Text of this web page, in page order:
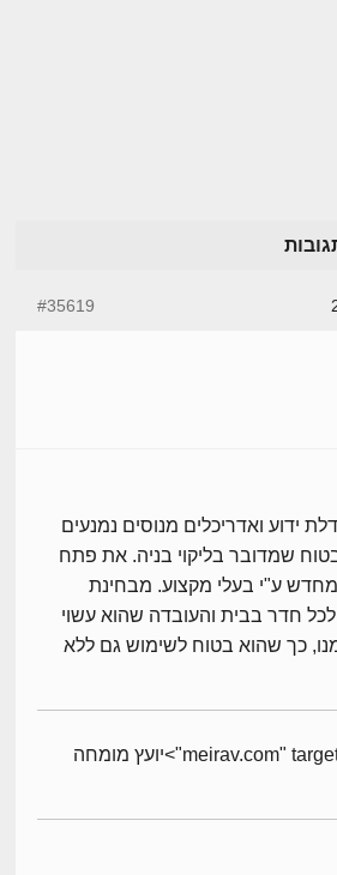
#35619
ידוע ואדריכלים מנוסים נמנעים
שמדובר בליקוי בניה. את פתח
מחדש ע"י בעלי מקצוע. מבחינת
חדר בבית והעובדה שהוא עשוי
כך שהוא בטוח לשימוש גם ללא
ארז מירב -meirav.com" target="_blank">יועץ מומחה